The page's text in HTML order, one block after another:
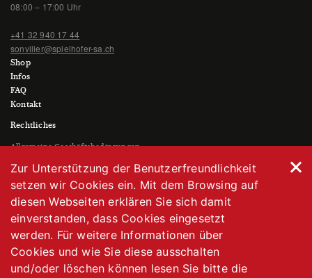
08:00 – 17:00 Uhr
+41 32 940 17 44
sonvilier@spielhofer-sa.ch
Shop
Infos
FAQ
Kontakt
Rechtliches
Allgemeine Geschäftsbedingungen
Impressum
Zur Unterstützung der Benutzerfreundlichkeit
setzen wir Cookies ein. Mit dem Browsing auf
diesen Webseiten erklären Sie sich damit
einverstanden, dass Cookies eingesetzt
werden. Für weitere Informationen über
Cookies und wie Sie diese ausschalten
und/oder löschen können lesen Sie bitte die